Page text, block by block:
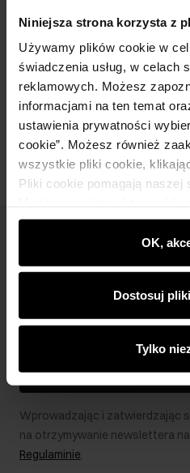
Niniejsza strona korzysta z
Używamy plików cookie w
świadczenia usług, w celach
reklamowych. Możesz
informacjami na ten temat
ustawienia prywatności
cookie”. Możesz również
wszystkie pliki cookie,
Pliki cookie pomagają naszej
wyświetlać im dopasowane
rekomendacje oraz
najnowszych promocjach w
partnerom
analitycznym. Partnerzy
podczas korzystania z ich
OK,
Dostosuj
Tylko
Szczegóły
Skład
Opinie
Bądź na bieżąco z nowościami i
Wprowadzając i zatwierdzając
na otrzymywanie newslettera
Regulaminie.